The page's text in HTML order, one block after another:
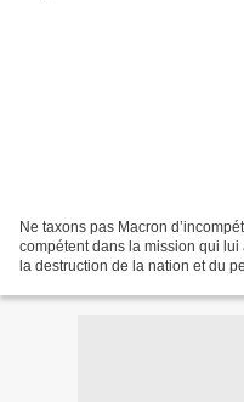
Ne taxons pas Macron
compétent dans la mission qui
la destruction de la nation et du